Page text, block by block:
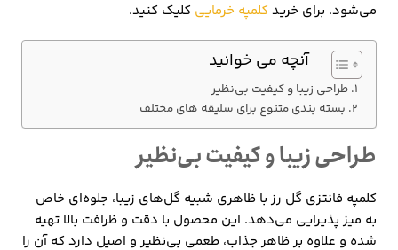
می‌شود. برای خرید کلمپه خرمایی کلیک کنید.
آنچه می خوانید
طراحی زیبا و کیفیت بی‌نظیر
بسته بندی متنوع برای سلیقه های مختلف
طراحی زیبا و کیفیت بی‌نظیر
کلمپه فانتزی گل رز با ظاهری شبیه گل‌های زیبا، جلوه‌ای خاص
به میز پذیرایی می‌دهد. این محصول با دقت و ظرافت بالا تهیه
شده و علاوه بر ظاهر جذاب، طعمی بی‌نظیر و اصیل دارد که آن را